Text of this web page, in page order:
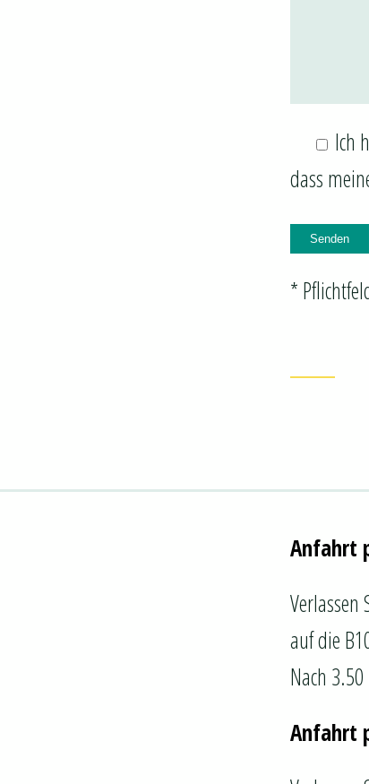
Ich
dass
*
Anfahrt
Verlassen
auf die
Nach
Anfahrt